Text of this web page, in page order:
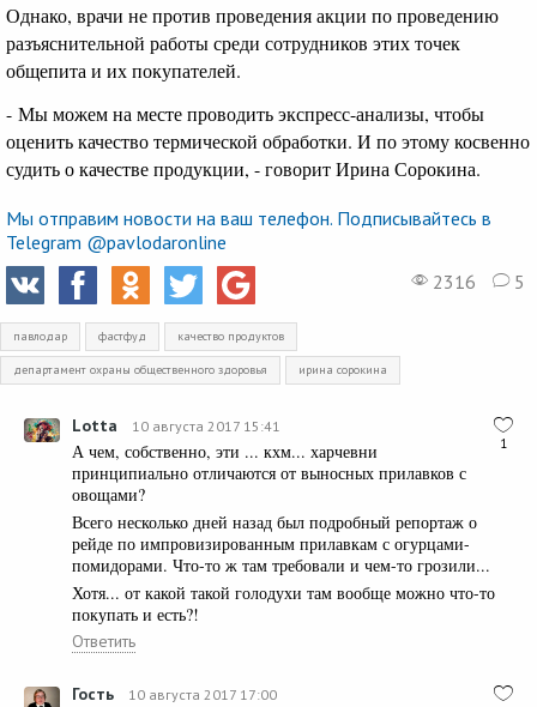
Однако, врачи не против проведения акции по проведению
разъяснительной работы среди сотрудников этих точек
общепита и их покупателей.
- Мы можем на месте проводить экспресс-анализы, чтобы
оценить качество термической обработки. И по этому косвенно
судить о качестве продукции, - говорит Ирина Сорокина.
Мы отправим новости на ваш телефон. Подписывайтесь в
Telegram @pavlodaronline
2316
5
павлодар фастфуд качество продуктов
департамент охраны общественного здоровья ирина сорокина
1
Lotta 10 августа 2017 15:41
А чем, собственно, эти ... кхм... харчевни
принципиально отличаются от выносных прилавков с
овощами?
Всего несколько дней назад был подробный репортаж о
рейде по импровизированным прилавкам с огурцами-
помидорами. Что-то ж там требовали и чем-то грозили...
Хотя... от какой такой голодухи там вообще можно что-то
покупать и есть?!
Ответить
Гость 10 августа 2017 17:00